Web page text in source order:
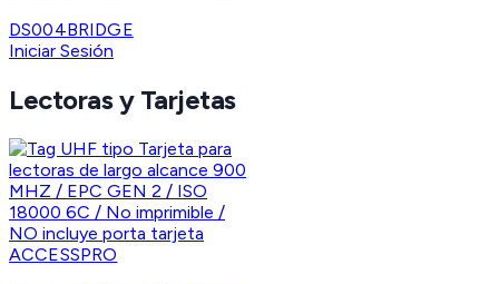
DS004BRIDGE
Iniciar Sesión
Lectoras y Tarjetas
ACCESSPRO